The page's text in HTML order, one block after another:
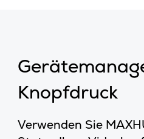
Knopfdruck
Verwenden Sie